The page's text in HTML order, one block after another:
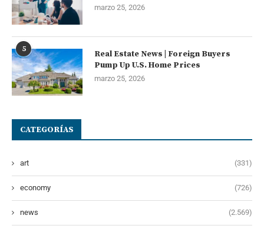
marzo 25, 2026
5
Real Estate News | Foreign Buyers
Pump Up U.S. Home Prices
marzo 25, 2026
CATEGORÍAS
art (331)
economy (726)
news (2.569)